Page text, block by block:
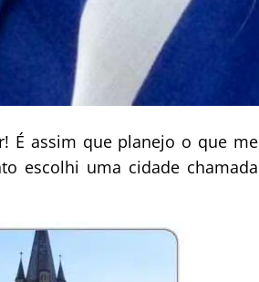
É assim que planejo o que me
escolhi uma cidade chamada